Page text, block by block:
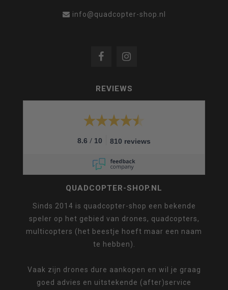
info@quadcopter-shop.nl
REVIEWS
8.6 / 10 810 reviews
QUADCOPTER-SHOP.NL
Sinds 2014 is quadcopter-shop een bekende
speler op het gebied van drones, quadcopters,
multicopters (het beestje hoeft maar een naam
te hebben).
Vaak zijn drones dure aankopen en wil je graag
goed advies en uitstekende (after)service